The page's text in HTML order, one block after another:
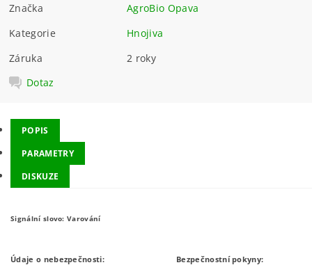
Značka
AgroBio Opava
Kategorie
Hnojiva
Záruka
2 roky
Dotaz
POPIS
PARAMETRY
DISKUZE
Signální slovo: Varování
Údaje o nebezpečnosti: Bezpečnostní pokyny: